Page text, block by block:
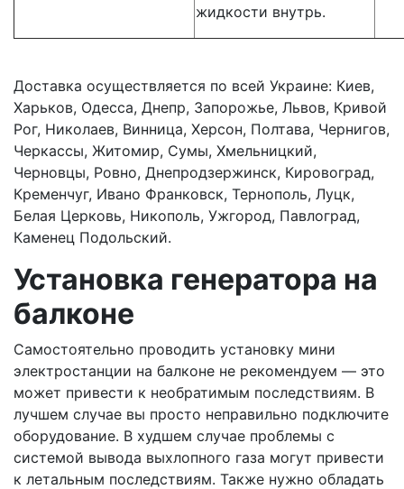
жидкости внутрь.
Доставка осуществляется по всей Украине: Киев,
Харьков, Одесса, Днепр, Запорожье, Львов, Кривой
Рог, Николаев, Винница, Херсон, Полтава, Чернигов,
Черкассы, Житомир, Сумы, Хмельницкий,
Черновцы, Ровно, Днепродзержинск, Кировоград,
Кременчуг, Ивано Франковск, Тернополь, Луцк,
Белая Церковь, Никополь, Ужгород, Павлоград,
Каменец Подольский.
Установка генератора на
балконе
Самостоятельно проводить установку мини
электростанции на балконе не рекомендуем — это
может привести к необратимым последствиям. В
лучшем случае вы просто неправильно подключите
оборудование. В худшем случае проблемы с
системой вывода выхлопного газа могут привести
к летальным последствиям. Также нужно обладать